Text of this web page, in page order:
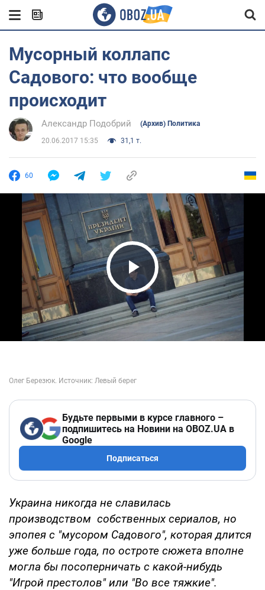
Мусорный коллапс
Садового: что вообще
происходит
Александр Подобрий (Архив) Политика
20.06.2017 15:35 31,1 т.
60
Play Video
Будьте первыми в курсе главного –
подпишитесь на Новини на OBOZ.UA в
Google
Подписаться
Украина никогда не славилась
производством собственных сериалов, но
эпопея с "мусором Садового", которая длится
уже больше года, по остроте сюжета вполне
могла бы посоперничать с какой-нибудь
"Игрой престолов" или "Во все тяжкие".